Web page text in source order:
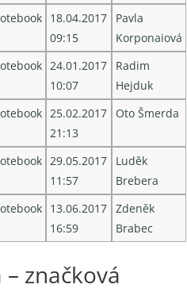
18.04.2017
09:15
Pavla
Korponaiová
24.01.2017
10:07
Radim
Hejduk
25.02.2017
21:13
Oto Šmerda
29.05.2017
11:57
Luděk
Brebera
13.06.2017
16:59
Zdeněk
Brabec
– značková